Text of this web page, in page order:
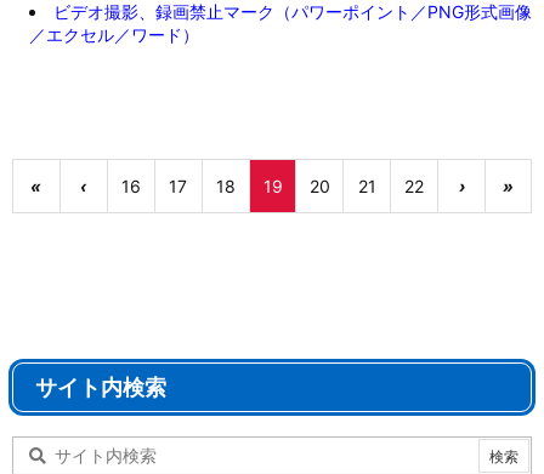
ビデオ撮影、録画禁止マーク（パワーポイント／PNG形式画像
／エクセル／ワード）
« ‹ 16 17 18 19 20 21 22 › »
サイト内検索